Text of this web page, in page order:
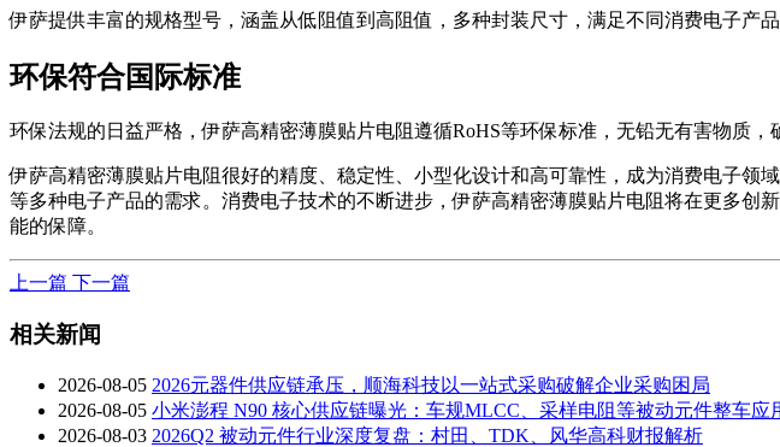
伊萨提供丰富的规格型号，涵盖从低阻值到高阻值，多种封装尺寸，满足不同消费电子产
环保符合国际标准
环保法规的日益严格，伊萨高精密薄膜贴片电阻遵循RoHS等环保标准，无铅无有害物质
伊萨高精密薄膜贴片电阻很好的精度、稳定性、小型化设计和高可靠性，成为消费电子
等多种电子产品的需求。消费电子技术的不断进步，伊萨高精密薄膜贴片电阻将在更多
能的保障。
上一篇 下一篇
相关新闻
2026-08-05 2026元器件供应链承压，顺海科技以一站式采购破解企业采购困局
2026-08-05 小米澎程 N90 核心供应链曝光：车规MLCC、采样电阻等被动元件整车应
2026-08-03 2026Q2 被动元件行业深度复盘：村田、TDK、风华高科财报解析